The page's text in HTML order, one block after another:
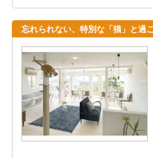
忘れられない、特別な「猫」と過ご